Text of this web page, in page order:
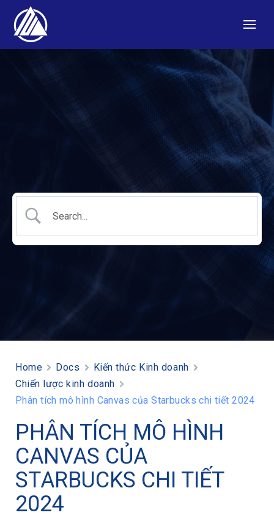
Home Docs
Kiến thức Kinh doanh
Chiến lược kinh doanh
Phân tích mô hình Canvas của Starbucks chi tiết 2024
PHÂN TÍCH MÔ HÌNH
CANVAS CỦA
STARBUCKS CHI TIẾT
2024